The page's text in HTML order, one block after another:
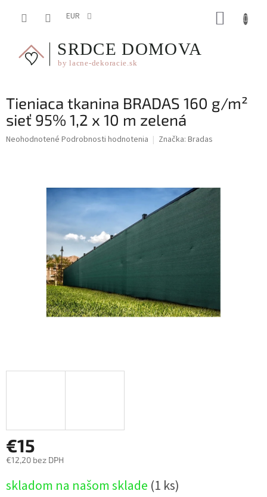
EUR
Tieniaca tkanina BRADAS 160 g/m²
sieť 95% 1,2 x 10 m zelená
Priemerné
hviezdičiek.
Neohodnotené Podrobnosti hodnotenia Značka: Bradas
€15
€12,20 bez DPH
cena:
skladom na našom sklade (1 ks)